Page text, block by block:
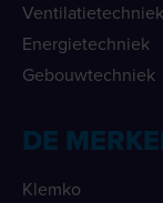
Ventilatietechniek
Energietechniek
Gebouwtechniek
DE
Klemko